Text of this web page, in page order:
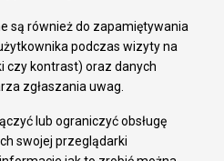
są również do zapamiętywania
podczas wizyty na
czy kontrast) oraz danych
zgłaszania uwag.
lub ograniczyć obsługę
swojej przeglądarki